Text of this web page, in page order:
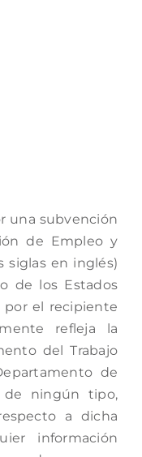
una subvención
de Empleo y
siglas en inglés)
de los Estados
por el recipiente
refleja la
del Trabajo
de
de ningún tipo,
a dicha
información